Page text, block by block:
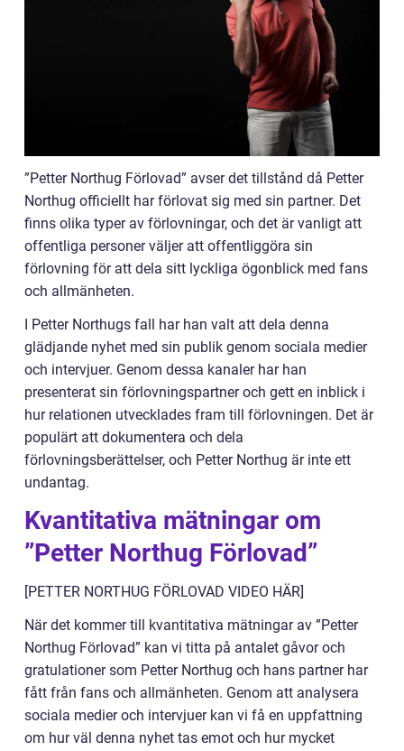
”Petter Northug Förlovad” avser det tillstånd då Petter
Northug officiellt har förlovat sig med sin partner. Det
finns olika typer av förlovningar, och det är vanligt att
offentliga personer väljer att offentliggöra sin
förlovning för att dela sitt lyckliga ögonblick med fans
och allmänheten.
I Petter Northugs fall har han valt att dela denna
glädjande nyhet med sin publik genom sociala medier
och intervjuer. Genom dessa kanaler har han
presenterat sin förlovningspartner och gett en inblick i
hur relationen utvecklades fram till förlovningen. Det är
populärt att dokumentera och dela
förlovningsberättelser, och Petter Northug är inte ett
undantag.
Kvantitativa mätningar om
”Petter Northug Förlovad”
[PETTER NORTHUG FÖRLOVAD VIDEO HÄR]
När det kommer till kvantitativa mätningar av ”Petter
Northug Förlovad” kan vi titta på antalet gåvor och
gratulationer som Petter Northug och hans partner har
fått från fans och allmänheten. Genom att analysera
sociala medier och intervjuer kan vi få en uppfattning
om hur väl denna nyhet tas emot och hur mycket